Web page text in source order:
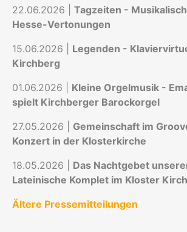
22.06.2026 | Tagzeiten -
Hesse-Vertonungen
15.06.2026 | Legenden -
Kirchberg
01.06.2026 | Kleine Orgelmusik -
spielt Kirchberger Barockorgel
27.05.2026 | Gemeinschaft im
Konzert in der Klosterkirche
18.05.2026 | Das Nachtgebet
Lateinische Komplet im Kloster
Ältere Pressemitteilungen